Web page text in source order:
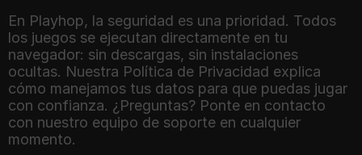
En Playhop, la seguridad es una prioridad. Todos
los juegos se ejecutan directamente en tu
navegador: sin descargas, sin instalaciones
ocultas. Nuestra Política de Privacidad explica
cómo manejamos tus datos para que puedas jugar
con confianza. ¿Preguntas? Ponte en contacto
con nuestro equipo de soporte en cualquier
momento.